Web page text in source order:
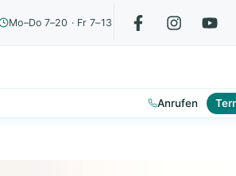
Mo–Do 7–20 · Fr 7–13
Anrufen